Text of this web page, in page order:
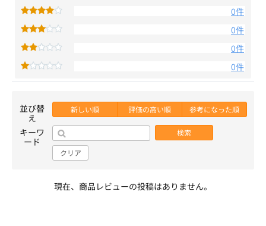
0件
0件
0件
0件
並び替
え
新しい順 評価の高い順 参考になった順
キーワ
ード
検索
クリア
現在、商品レビューの投稿はありません。